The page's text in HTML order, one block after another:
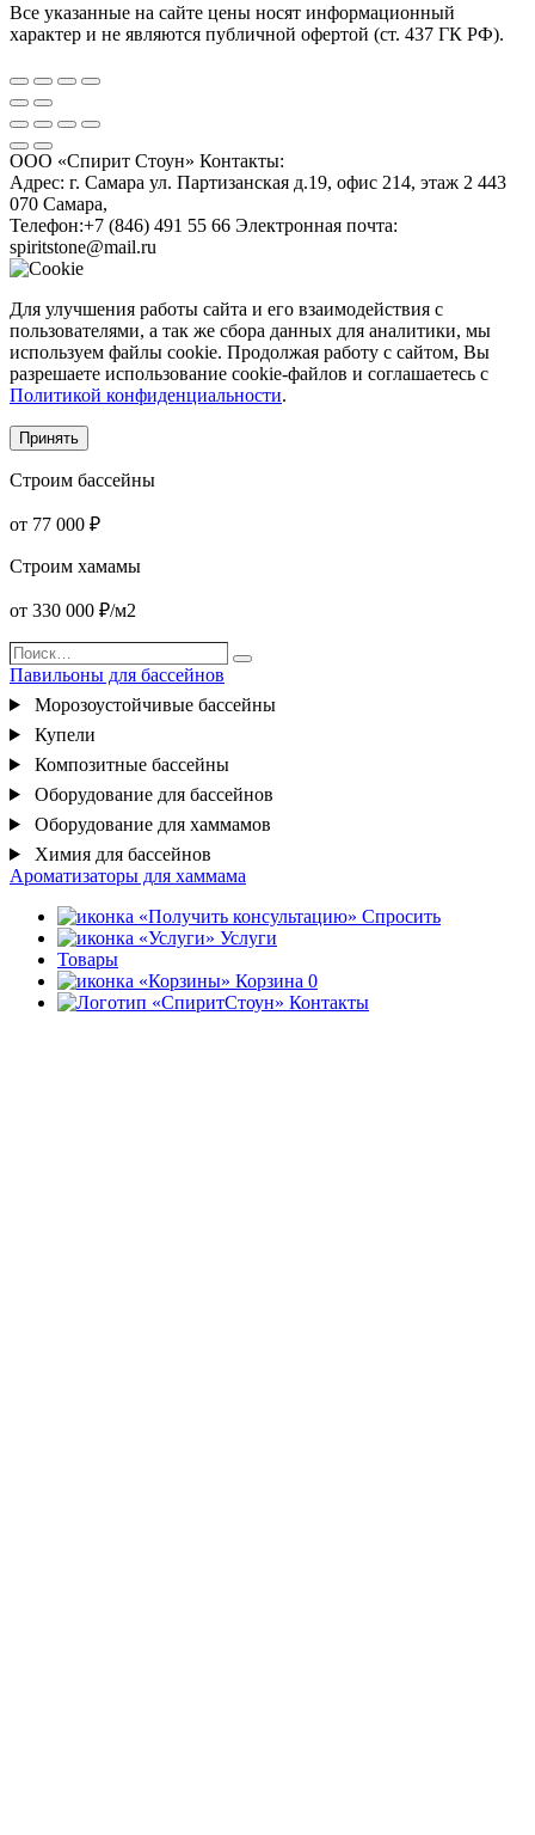
Все указанные на сайте цены носят информационный
характер и не являются публичной офертой (ст. 437 ГК РФ).
ООО «Спирит Стоун» Контакты:
Адрес: г. Самара ул. Партизанская д.19, офис 214, этаж 2 443
070 Самара,
Телефон:+7 (846) 491 55 66 Электронная почта:
spiritstone@mail.ru
Для улучшения работы сайта и его взаимодействия с
пользователями, а так же сбора данных для аналитики, мы
используем файлы cookie. Продолжая работу с сайтом, Вы
разрешаете использование cookie-файлов и соглашаетесь с
Политикой конфиденциальности.
Принять
Строим бассейны
от 77 000 ₽
Строим хамамы
от 330 000 ₽/м2
Поиск…
Поиск
Павильоны для бассейнов
Морозоустойчивые бассейны
Купели
Композитные бассейны
Оборудование для бассейнов
Оборудование для хаммамов
Химия для бассейнов
Ароматизаторы для хаммама
Спросить
Услуги
Товары
Корзина 0
Контакты